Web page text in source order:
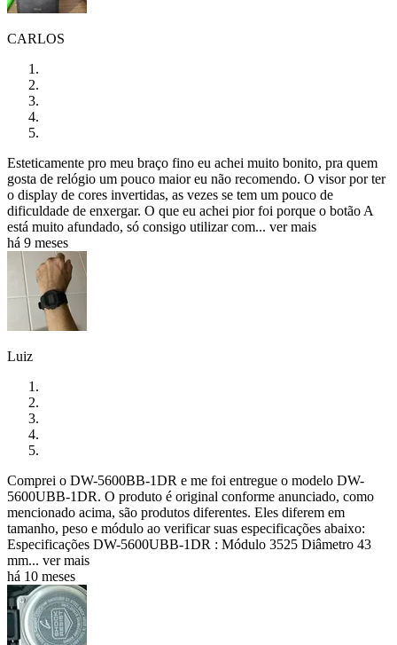
CARLOS
Esteticamente pro meu braço fino eu achei muito bonito, pra quem
gosta de relógio um pouco maior eu não recomendo. O visor por ter
o display de cores invertidas, as vezes se tem um pouco de
dificuldade de enxergar. O que eu achei pior foi porque o botão A
está muito afundado, só consigo utilizar com... ver mais
há 9 meses
Luiz
Comprei o DW-5600BB-1DR e me foi entregue o modelo DW-
5600UBB-1DR. O produto é original conforme anunciado, como
mencionado acima, são produtos diferentes. Eles diferem em
tamanho, peso e módulo ao verificar suas especificações abaixo:
Especificações DW-5600UBB-1DR : Módulo 3525 Diâmetro 43
mm... ver mais
há 10 meses